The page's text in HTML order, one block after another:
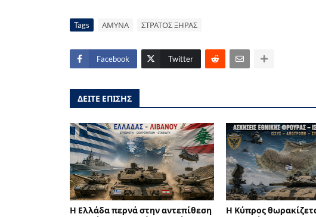
Tags ΑΜΥΝΑ ΣΤΡΑΤΟΣ ΞΗΡΑΣ
Facebook Twitter
ΔΕΙΤΕ ΕΠΙΣΗΣ
Η Ελλάδα περνά στην αντεπίθεση
Η Κύπρος